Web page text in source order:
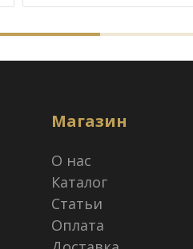
Магазин
О нас
Каталог
Статьи
Оплата